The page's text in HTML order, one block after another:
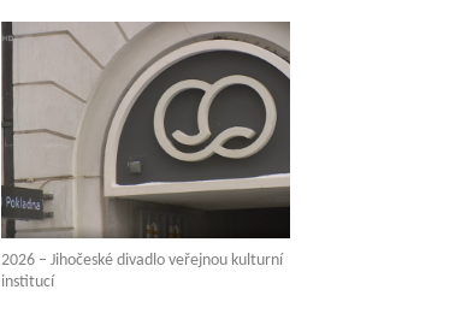
2026 – Jihočeské divadlo veřejnou kulturní
institucí